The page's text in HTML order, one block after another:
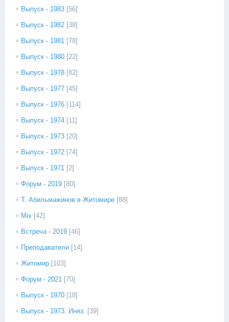
Выпуск - 1983 [56]
Выпуск - 1982 [38]
Выпуск - 1981 [78]
Выпуск - 1980 [22]
Выпуск - 1978 [82]
Выпуск - 1977 [45]
Выпуск - 1976 [114]
Выпуск - 1974 [11]
Выпуск - 1973 [20]
Выпуск - 1972 [74]
Выпуск - 1971 [2]
Форум - 2019 [80]
Т. Абильмажинов в Житомире [88]
Mix [42]
Встреча - 2019 [46]
Преподаватели [14]
Житомир [103]
Форум - 2021 [70]
Выпуск - 1970 [18]
Выпуск - 1973. Иняз. [39]